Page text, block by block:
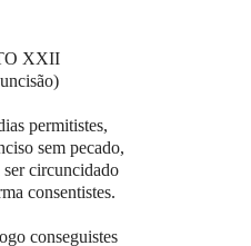
XXII
permitistes,
sem pecado,
ser circuncidado
consentistes.
conseguistes